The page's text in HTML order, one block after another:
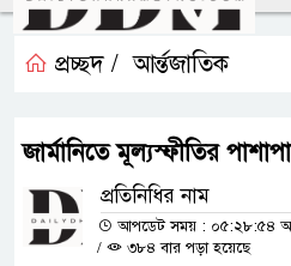
প্রচ্ছদ / আর্ন্তজাতিক
জার্মানিতে মূল্যস্ফীতির
প্রতিনিধির নাম
আপডেট সময় : ০৫:২৮:৫৪
/
৩৮৪ বার পড়া হয়েছে